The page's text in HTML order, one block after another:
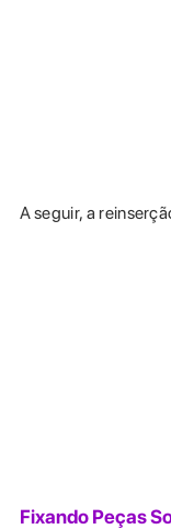
A seguir, a
Fixando Peças